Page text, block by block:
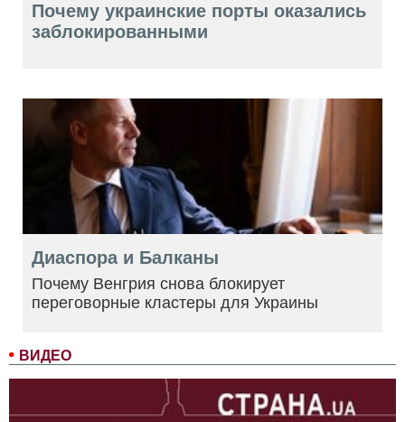
ВИДЕО
Почему украинские порты оказались
заблокированными
Диаспора и Балканы
Почему Венгрия снова блокирует
переговорные кластеры для Украины